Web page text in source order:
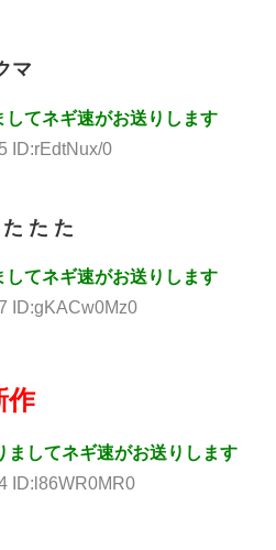
マ
してネギ速がお送りします
ID:rEdtNux/0
た た
してネギ速がお送りします
ID:gKACw0Mz0
作
ましてネギ速がお送りします
ID:l86WR0MR0